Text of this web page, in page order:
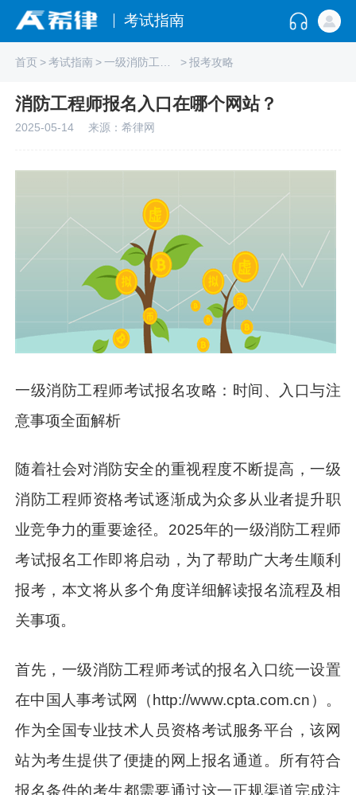
考试指南
首页>考试指南> > 报考攻略
消防工程师报名入口在哪个网站？
2025-05-14 来源：希律网
一级消防工程师考试报名攻略：时间、入口与注
意事项全面解析
随着社会对消防安全的重视程度不断提高，一级
消防工程师资格考试逐渐成为众多从业者提升职
业竞争力的重要途径。2025年的一级消防工程师
考试报名工作即将启动，为了帮助广大考生顺利
报考，本文将从多个角度详细解读报名流程及相
关事项。
首先，一级消防工程师考试的报名入口统一设置
在中国人事考试网（http://www.cpta.com.cn）。
作为全国专业技术人员资格考试服务平台，该网
站为考生提供了便捷的网上报名通道。所有符合
报名条件的考生都需要通过这一正规渠道完成注